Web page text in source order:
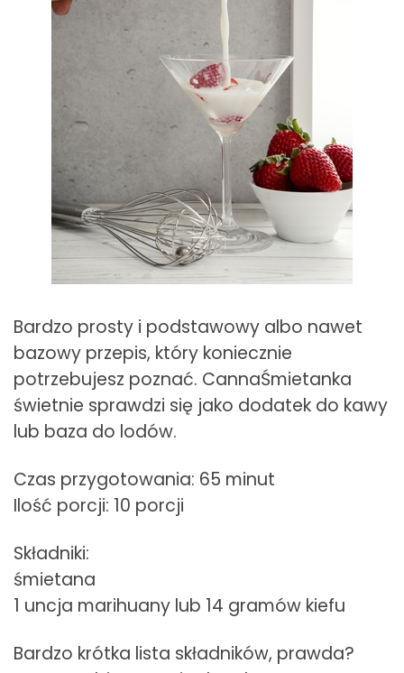
Bardzo prosty i podstawowy albo nawet
bazowy przepis, który koniecznie
potrzebujesz poznać. CannaŚmietanka
świetnie sprawdzi się jako dodatek do kawy
lub baza do lodów.
Czas przygotowania: 65 minut
Ilość porcji: 10 porcji
Składniki:
śmietana
1 uncja marihuany lub 14 gramów kiefu
Bardzo krótka lista składników, prawda?